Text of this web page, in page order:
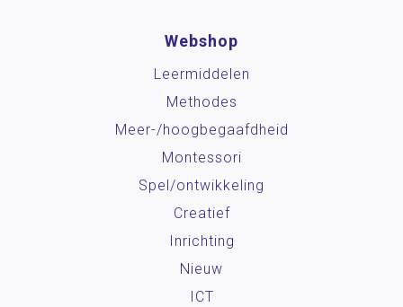
Webshop
Leermiddelen
Methodes
Meer-/hoog­begaafdheid
Montessori
Spel/ontwikkeling
Creatief
Inrichting
Nieuw
ICT